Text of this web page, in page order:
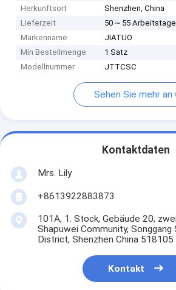
Herkunftsort
Shenzhen, China
Lieferzeit
50 ~ 55 Arbeitstage
Markenname
JIATUO
Min Bestellmenge
1 Satz
Modellnummer
JTTCSC
Sehen Sie mehr an
Kontaktdaten
Mrs. Lily
+8613922883873
101A, 1. Stock, Gebäude 20,
Shapuwei Community, Songgang
District, Shenzhen China 518105
Kontakt